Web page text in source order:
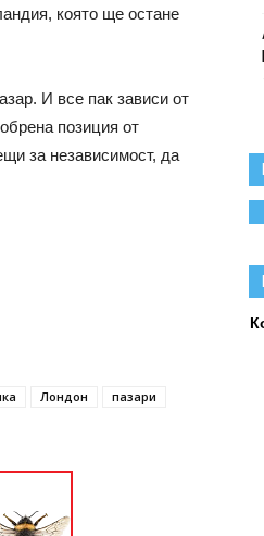
която ще остане
И все пак зависи от
позиция от
за независимост, да
Лондон
пазари